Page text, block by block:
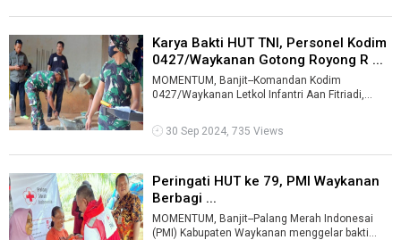
Karya Bakti HUT TNI, Personel Kodim
0427/Waykanan Gotong Royong R ...
MOMENTUM, Banjit--Komandan Kodim
0427/Waykanan Letkol Infantri Aan Fitriadi,
Baitu ...
30 Sep 2024, 735 Views
Peringati HUT ke 79, PMI Waykanan
Berbagi ...
MOMENTUM, Banjit--Palang Merah Indonesai
(PMI) Kabupaten Waykanan menggelar bakti